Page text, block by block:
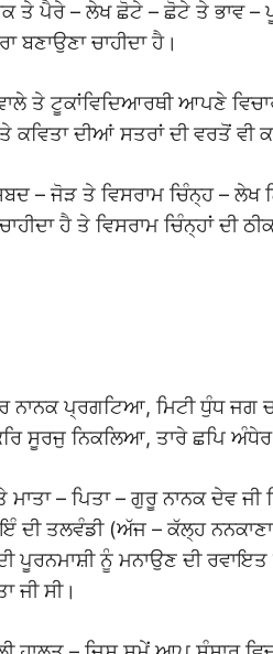
ਤੇ ਪੈਰੇ – ਲੇਖ ਛੋਟੇ – ਛੋਟੇ ਤੇ ਭਾਵ –
ਬਣਾਉਣਾ ਚਾਹੀਦਾ ਹੈ।
ਤੇ ਟੂਕਾਂਵਿਦਿਆਰਥੀ ਆਪਣੇ
ਕਵਿਤਾ ਦੀਆਂ ਸਤਰਾਂ ਦੀ ਵਰਤੋਂ ਵੀ
– ਜੋੜ ਤੇ ਵਿਸਰਾਮ ਚਿੰਨ੍ਹ – ਲੇਖ
ਹੈ ਤੇ ਵਿਸਰਾਮ ਚਿੰਨ੍ਹਾਂ ਦੀ
ਨਾਨਕ ਪ੍ਰਗਟਿਆ, ਮਿਟੀ ਧੁੰਧ ਜਗ
ਸੂਰਜੁ ਨਿਕਲਿਆ, ਤਾਰੇ ਛਪਿ
ਮਾਤਾ – ਪਿਤਾ – ਗੁਰੂ ਨਾਨਕ ਦੇਵ
ਦੀ ਤਲਵੰਡੀ (ਅੱਜ – ਕੱਲ੍ਹ
ਪੂਰਨਮਾਸ਼ੀ ਨੂੰ ਮਨਾਉਣ ਦੀ ਰਵਾਇਤ
ਜੀ ਸੀ।